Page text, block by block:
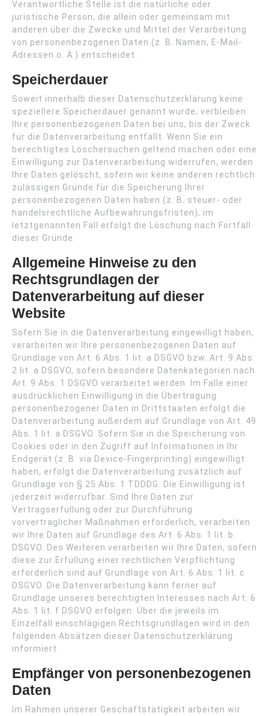
Verantwortliche Stelle ist die natürliche oder
juristische Person, die allein oder gemeinsam mit
anderen über die Zwecke und Mittel der Verarbeitung
von personenbezogenen Daten (z. B. Namen, E-Mail-
Adressen o. Ä.) entscheidet.
Speicherdauer
Soweit innerhalb dieser Datenschutzerklärung keine
speziellere Speicherdauer genannt wurde, verbleiben
Ihre personenbezogenen Daten bei uns, bis der Zweck
für die Datenverarbeitung entfällt. Wenn Sie ein
berechtigtes Löschersuchen geltend machen oder eine
Einwilligung zur Datenverarbeitung widerrufen, werden
Ihre Daten gelöscht, sofern wir keine anderen rechtlich
zulässigen Gründe für die Speicherung Ihrer
personenbezogenen Daten haben (z. B. steuer- oder
handelsrechtliche Aufbewahrungsfristen); im
letztgenannten Fall erfolgt die Löschung nach Fortfall
dieser Gründe.
Allgemeine Hinweise zu den
Rechtsgrundlagen der
Datenverarbeitung auf dieser
Website
Sofern Sie in die Datenverarbeitung eingewilligt haben,
verarbeiten wir Ihre personenbezogenen Daten auf
Grundlage von Art. 6 Abs. 1 lit. a DSGVO bzw. Art. 9 Abs.
2 lit. a DSGVO, sofern besondere Datenkategorien nach
Art. 9 Abs. 1 DSGVO verarbeitet werden. Im Falle einer
ausdrücklichen Einwilligung in die Übertragung
personenbezogener Daten in Drittstaaten erfolgt die
Datenverarbeitung außerdem auf Grundlage von Art. 49
Abs. 1 lit. a DSGVO. Sofern Sie in die Speicherung von
Cookies oder in den Zugriff auf Informationen in Ihr
Endgerät (z. B. via Device-Fingerprinting) eingewilligt
haben, erfolgt die Datenverarbeitung zusätzlich auf
Grundlage von § 25 Abs. 1 TDDDG. Die Einwilligung ist
jederzeit widerrufbar. Sind Ihre Daten zur
Vertragserfüllung oder zur Durchführung
vorvertraglicher Maßnahmen erforderlich, verarbeiten
wir Ihre Daten auf Grundlage des Art. 6 Abs. 1 lit. b
DSGVO. Des Weiteren verarbeiten wir Ihre Daten, sofern
diese zur Erfüllung einer rechtlichen Verpflichtung
erforderlich sind auf Grundlage von Art. 6 Abs. 1 lit. c
DSGVO. Die Datenverarbeitung kann ferner auf
Grundlage unseres berechtigten Interesses nach Art. 6
Abs. 1 lit. f DSGVO erfolgen. Über die jeweils im
Einzelfall einschlägigen Rechtsgrundlagen wird in den
folgenden Absätzen dieser Datenschutzerklärung
informiert.
Empfänger von personenbezogenen
Daten
Im Rahmen unserer Geschäftstätigkeit arbeiten wir